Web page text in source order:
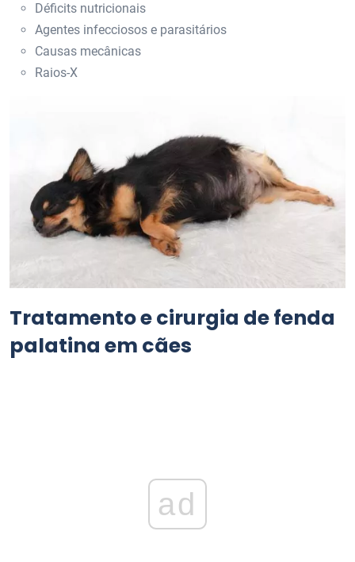
Déficits nutricionais
Agentes infecciosos e parasitários
Causas mecânicas
Raios-X
Tratamento e cirurgia de fenda
palatina em cães
ad